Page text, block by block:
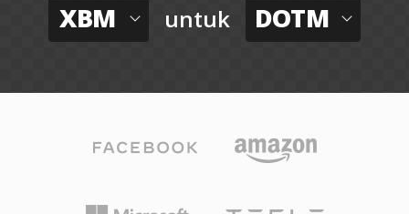
XBM untuk DOTM